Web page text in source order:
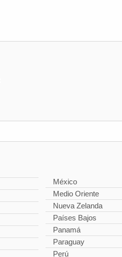
México
Medio Oriente
Nueva Zelanda
Países Bajos
Panamá
Paraguay
Perú